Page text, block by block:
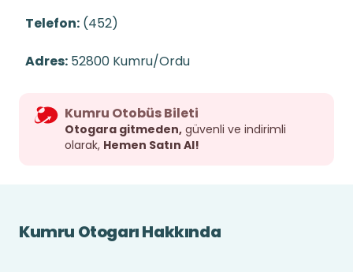
Telefon: (452)
Adres: 52800 Kumru/Ordu
Kumru Otobüs Bileti
Otogara gitmeden, güvenli ve indirimli
olarak, Hemen Satın Al!
Kumru Otogarı Hakkında